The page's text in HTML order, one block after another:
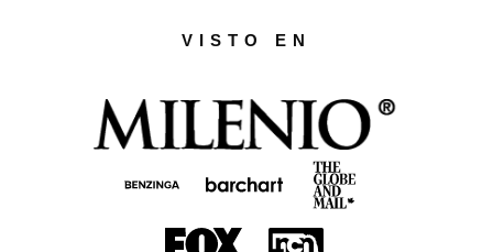
VISTO EN